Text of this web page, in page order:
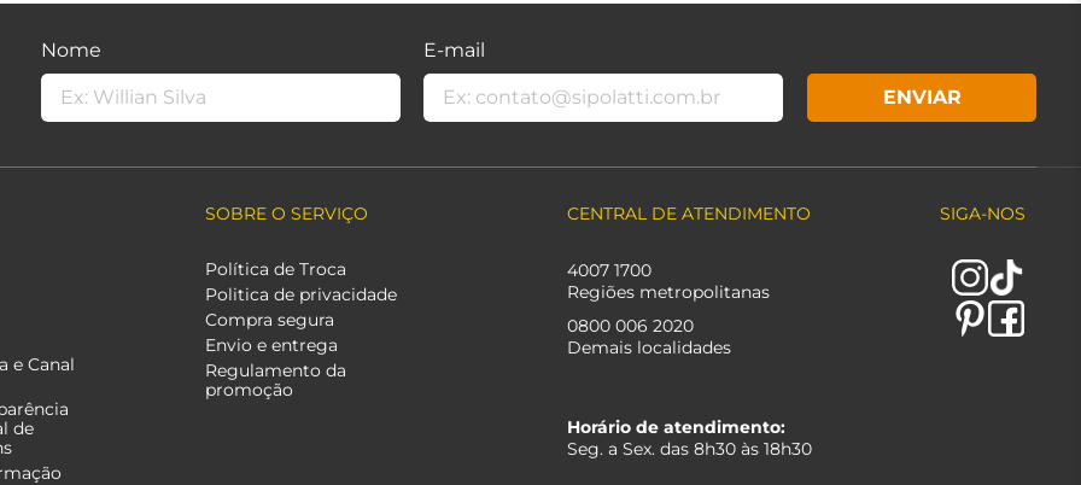
Nome E-mail
ENVIAR
e Canal
de
SOBRE O SERVIÇO
Política de Troca
Politica de privacidade
Compra segura
Envio e entrega
Regulamento da
promoção
CENTRAL DE ATENDIMENTO
4007 1700
Regiões metropolitanas
0800 006 2020
Demais localidades
Horário de atendimento:
Seg. a Sex. das 8h30 às 18h30
SIGA-NOS